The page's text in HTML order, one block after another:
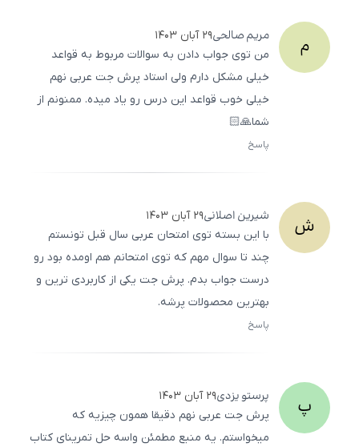
م مریمصالحی۲۹ آبان ۱۴۰۳
من توی جواب دادن به سوالات مربوط به قواعد
خیلی مشکل دارم ولی استاد پرش جت عربی نهم
خیلی خوب قواعد این درس رو یاد میده. ممنونم از
شما🙏🏻
پاسخ
ش شیریناصلانی۲۹ آبان ۱۴۰۳
با این بسته توی امتحان عربی سال قبل تونستم
چند تا سوال مهم که توی امتحانم هم اومده بود رو
درست جواب بدم. پرش جت یکی از کاربردی ترین و
بهترین محصولات پرشه.
پاسخ
پ پرستویزدی۲۹ آبان ۱۴۰۳
پرش جت عربی نهم دقیقا همون چیزیه که
میخواستم. یه منبع مطمئن واسه حل تمرینای کتاب